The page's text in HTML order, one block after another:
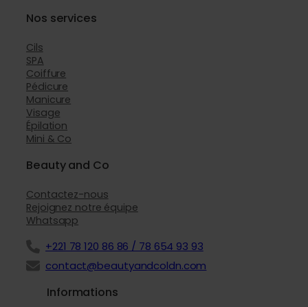
Nos services
Cils
SPA
Coiffure
Pédicure
Manicure
Visage
Épilation
Mini & Co
Beauty and Co
Contactez-nous
Rejoignez notre équipe
Whatsapp
+221 78 120 86 86 / 78 654 93 93
contact@beautyandcoldn.com
Informations